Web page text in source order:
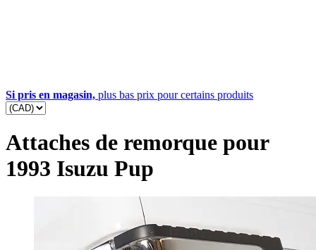
Si pris en magasin, plus bas prix pour certains produits
Attaches de remorque pour
1993 Isuzu Pup